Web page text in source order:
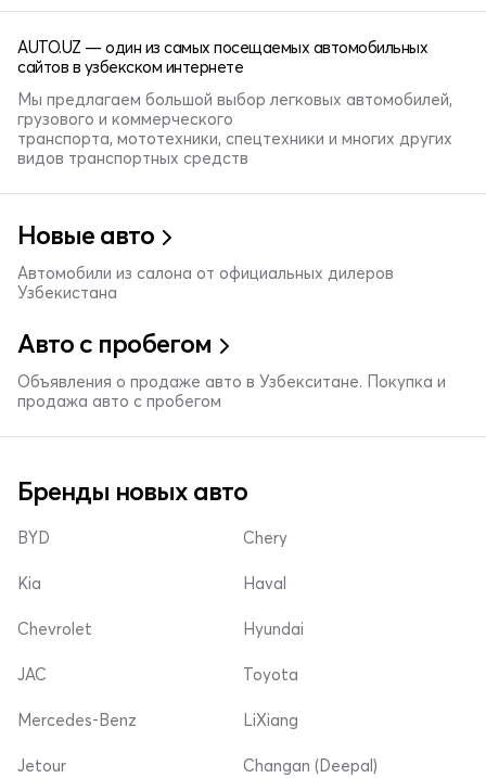
AUTO.UZ — один из самых посещаемых автомобильных
сайтов в узбекском интернете
Мы предлагаем большой выбор легковых автомобилей,
грузового и коммерческого
транспорта, мототехники, спецтехники и многих других
видов транспортных средств
Новые авто
Автомобили из салона от официальных дилеров
Узбекистана
Авто с пробегом
Объявления о продаже авто в Узбекситане. Покупка и
продажа авто с пробегом
Бренды новых авто
BYD
Kia
Chevrolet
Chery
Haval
Hyundai
JAC
Mercedes-Benz
Jetour
Toyota
LiXiang
Changan (Deepal)